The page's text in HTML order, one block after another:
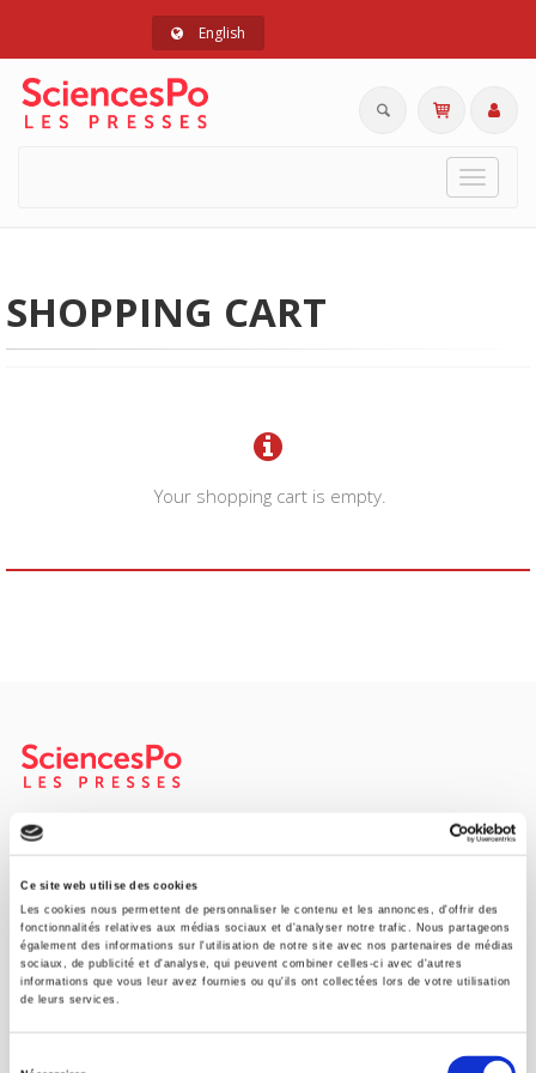
Ce site web utilise des cookies
Les cookies nous permettent de personnaliser le contenu et les annonces, d'offrir des
fonctionnalités relatives aux médias sociaux et d'analyser notre trafic. Nous partageons
également des informations sur l'utilisation de notre site avec nos partenaires de médias
sociaux, de publicité et d'analyse, qui peuvent combiner celles-ci avec d'autres
informations que vous leur avez fournies ou qu'ils ont collectées lors de votre utilisation
de leurs services.
English
Toggle
SHOPPING CART
Your shopping cart is empty.
SCIENCES PO UNIVERSITY PRESS has a threefold role: to publish
original research, to edit reference works for student use, and to
help public and political debate.
CONTACTS
FOREIGN RIGHTS
FOR BOOKSHOPS